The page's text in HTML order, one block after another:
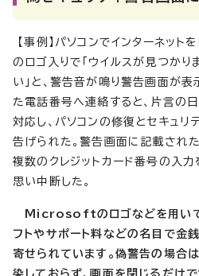
【事例】パソコンでインターネッ
のロゴ入りで「ウイルスが見つかり
い」と、警告音が鳴り警告画面が
た電話番号へ連絡すると、片言の
対応し、パソコンの修復とセキュリ
告げられた。警告画面に記載され
複数のクレジットカード番号の入
思い中断した。
Microsoftのロゴなどを用いて
フトやサポート料などの名目で金
寄せられています。偽警告の場合
染しておらず、画面を閉じるだけ